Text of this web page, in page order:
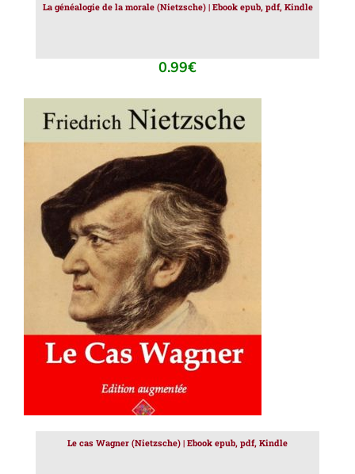
La généalogie de la morale (Nietzsche) | Ebook epub, pdf, Kindle
0.99€
AJOUTER AU PANIER / DÉTAILS
Le cas Wagner (Nietzsche) | Ebook epub, pdf, Kindle